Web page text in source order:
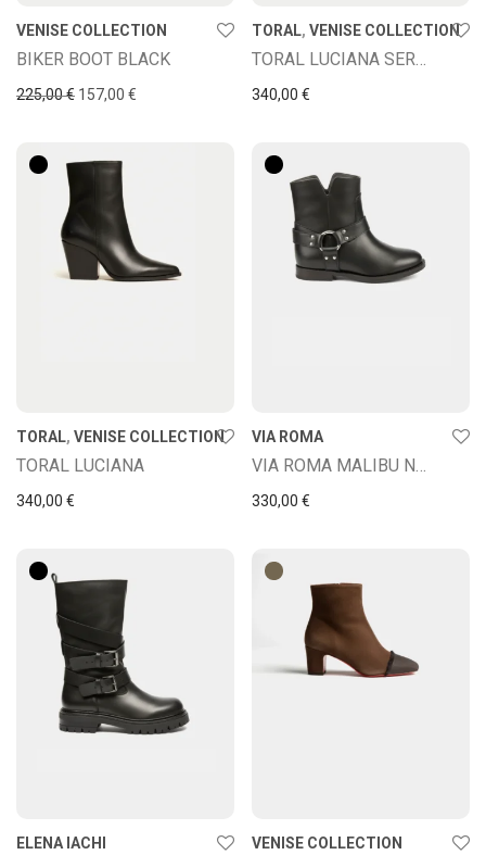
VENISE COLLECTION
BIKER BOOT BLACK
225,00€ El precio original era: 225,00 €.
157,00 € El precio actual es: 157,00 €.
TORAL, VENISE COLLECTION
TORAL LUCIANA SERRAJE ANTEADO
340,00 €
TORAL, VENISE COLLECTION
TORAL LUCIANA
340,00 €
VIA ROMA
VIA ROMA MALIBU NERO
330,00 €
ELENA IACHI VENISE COLLECTION